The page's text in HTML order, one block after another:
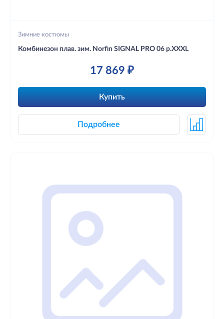
Зимние костюмы
Комбинезон плав. зим. Norfin SIGNAL PRO 06 р.XXXL
17 869 ₽
Купить
Подробнее